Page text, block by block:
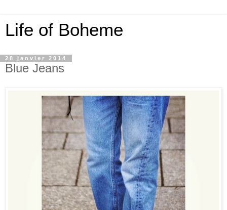
Life of Boheme
28 janvier 2014
Blue Jeans